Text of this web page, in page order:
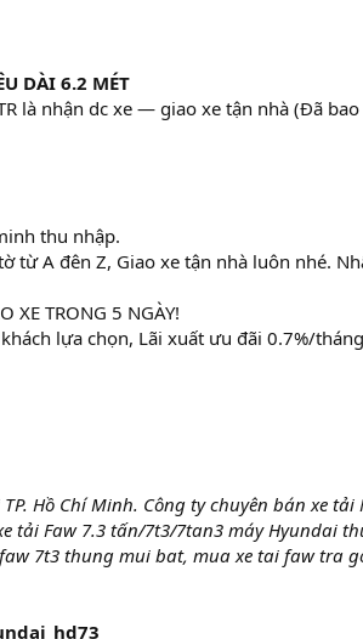
DÀI 6.2 MÉT
là nhận dc xe — giao xe tận nhà (Đã
thu nhập.
từ A đên Z, Giao xe tận nhà luôn nhé.
XE TRONG 5 NGÀY!
lựa chọn, Lãi xuất ưu đãi 0.7%/tháng
Hồ Chí Minh. Công ty chuyên bán xe tải
tải Faw 7.3 tấn/7t3/7tan3 máy Hyundai
7t3 thung mui bat, mua xe tai faw tra